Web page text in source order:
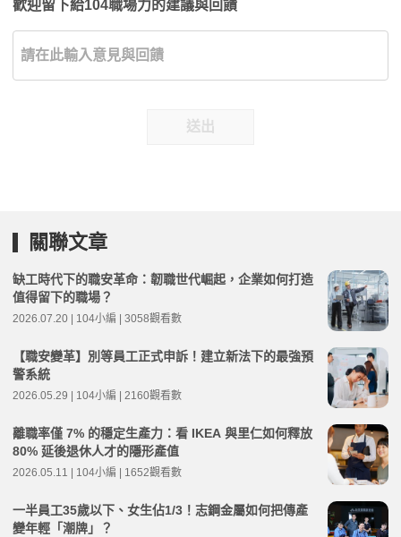
歡迎留下給104職場力的建議與回饋
送出
關聯文章
缺工時代下的職安革命：韌職世代崛起，企業如何打造
值得留下的職場？
2026.07.20 | 104小編 | 3058觀看數
【職安變革】別等員工正式申訴！建立新法下的最強預
警系統
2026.05.29 | 104小編 | 2160觀看數
離職率僅 7% 的穩定生產力：看 IKEA 與里仁如何釋放
80% 延後退休人才的隱形產值
2026.05.11 | 104小編 | 1652觀看數
一半員工35歲以下、女生佔1/3！志鋼金屬如何把傳產
變年輕「潮牌」？